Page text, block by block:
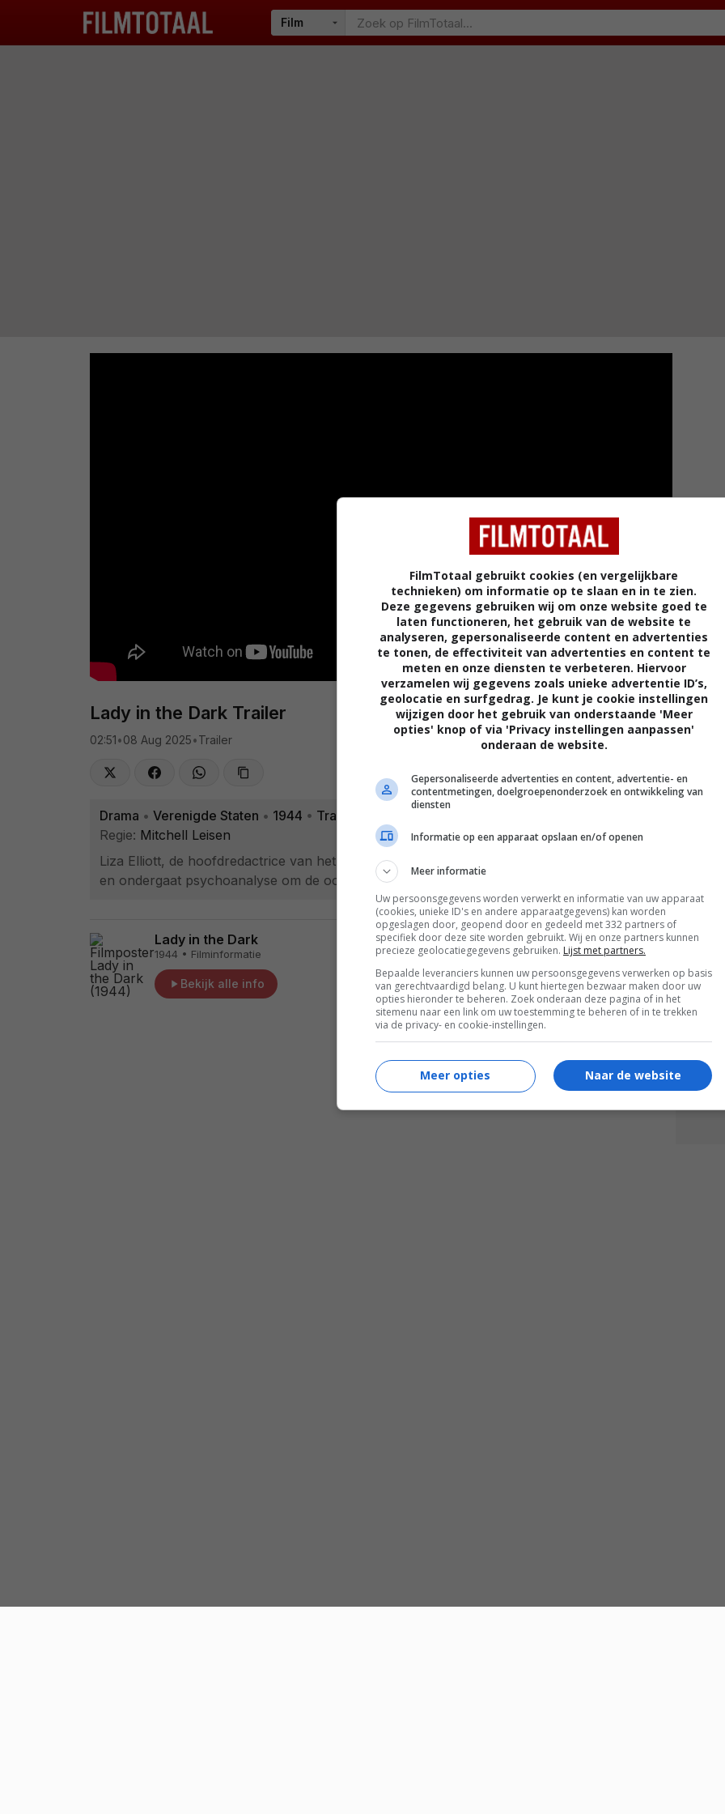
Lady in the Dark Trailer
02:51•08 Aug 2025•Trailer
Drama • Verenigde Staten • 1944 • Trailer
Regie: Mitchell Leisen
Liza Elliott, de hoofdredactrice van het tijdschrift Allure, lijdt aan hoofdpijnen en dagdromen
en ondergaat psychoanalyse om de oorzaak te bepalen.
Lady in the Dark
1944 • Filminformatie
Bekijk alle info
Meer
FilmTotaal gebruikt cookies (en vergelijkbare
technieken) om informatie op te slaan en in te zien.
Deze gegevens gebruiken wij om onze website goed te
laten functioneren, het gebruik van de website te
analyseren, gepersonaliseerde content en advertenties
te tonen, de effectiviteit van advertenties en content te
meten en onze diensten te verbeteren. Hiervoor
verzamelen wij gegevens zoals unieke advertentie ID’s,
geolocatie en surfgedrag. Je kunt je cookie instellingen
wijzigen door het gebruik van onderstaande 'Meer
opties' knop of via 'Privacy instellingen aanpassen'
onderaan de website.
Gepersonaliseerde advertenties en content, advertentie- en
contentmetingen, doelgroepenonderzoek en ontwikkeling van
diensten
Informatie op een apparaat opslaan en/of openen
Meer informatie
Uw persoonsgegevens worden verwerkt en informatie van uw apparaat
(cookies, unieke ID's en andere apparaatgegevens) kan worden
opgeslagen door, geopend door en gedeeld met 332 partners of
specifiek door deze site worden gebruikt. Wij en onze partners kunnen
precieze geolocatiegegevens gebruiken. Lijst met partners.
Bepaalde leveranciers kunnen uw persoonsgegevens verwerken op basis
van gerechtvaardigd belang. U kunt hiertegen bezwaar maken door uw
opties hieronder te beheren. Zoek onderaan deze pagina of in het
sitemenu naar een link om uw toestemming te beheren of in te trekken
via de privacy- en cookie-instellingen.
Naar de website
Meer opties